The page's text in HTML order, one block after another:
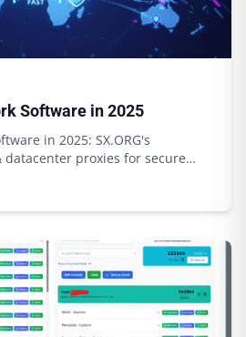
Software in 2025
in 2025: SX.ORG's
proxies for secure